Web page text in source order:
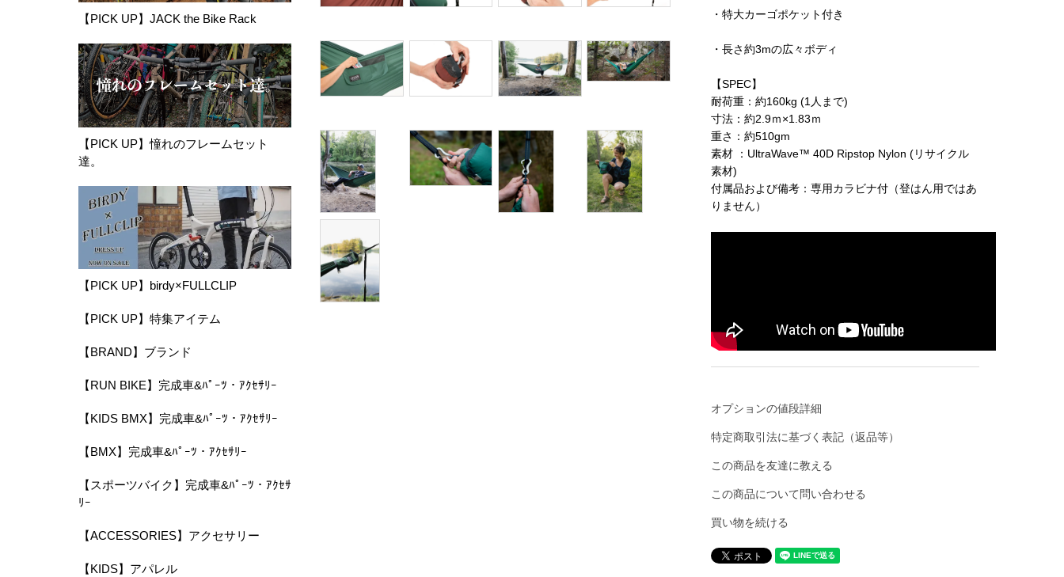
・特大カーゴポケット付き
・長さ約3mの広々ボディ
【SPEC】
耐荷重：約160kg (1人まで)
寸法：約2.9ｍ×1.83ｍ
重さ：約510gm
素材 ：UltraWave™ 40D Ripstop Nylon (リサイクル
素材)
付属品および備考：専用カラビナ付（登はん用ではあ
りません）
オプションの値段詳細
特定商取引法に基づく表記（返品等）
この商品を友達に教える
この商品について問い合わせる
買い物を続ける
【PICK UP】JACK the Bike Rack
【PICK UP】憧れのフレームセット
達。
【PICK UP】birdy×FULLCLIP
【PICK UP】特集アイテム
【BRAND】ブランド
【RUN BIKE】完成車&ﾊﾟｰﾂ・ｱｸｾｻﾘｰ
【KIDS BMX】完成車&ﾊﾟｰﾂ・ｱｸｾｻﾘｰ
【BMX】完成車&ﾊﾟｰﾂ・ｱｸｾｻﾘｰ
【スポーツバイク】完成車&ﾊﾟｰﾂ・ｱｸｾｻ
ﾘｰ
【ACCESSORIES】アクセサリー
【KIDS】アパレル